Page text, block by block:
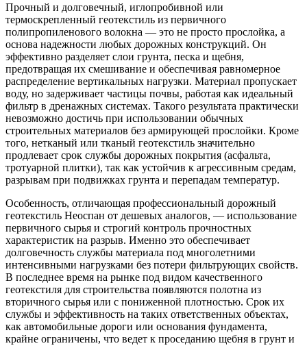
Прочный и долговечный, иглопробивной или
термоскрепленный геотекстиль из первичного
полипропиленового волокна — это не просто прослойка, а
основа надежности любых дорожных конструкций. Он
эффективно разделяет слои грунта, песка и щебня,
предотвращая их смешивание и обеспечивая равномерное
распределение вертикальных нагрузки. Материал пропускает
воду, но задерживает частицы почвы, работая как идеальный
фильтр в дренажных системах. Такого результата практически
невозможно достичь при использовании обычных
строительных материалов без армирующей прослойки. Кроме
того, нетканый или тканый геотекстиль значительно
продлевает срок службы дорожных покрытия (асфальта,
тротуарной плитки), так как устойчив к агрессивным средам,
разрывам при подвижках грунта и перепадам температур.
Особенность, отличающая профессиональный дорожный
геотекстиль Неоспан от дешевых аналогов, — использование
первичного сырья и строгий контроль прочностных
характеристик на разрыв. Именно это обеспечивает
долговечность службы материала под многолетними
интенсивными нагрузками без потери фильтрующих свойств.
В последнее время на рынке под видом качественного
геотекстиля для строительства появляются полотна из
вторичного сырья или с пониженной плотностью. Срок их
службы и эффективность на таких ответственных объектах,
как автомобильные дороги или основания фундамента,
крайне ограничены, что ведет к проседанию щебня в грунт и